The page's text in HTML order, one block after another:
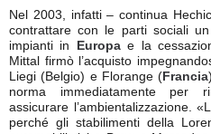
Nel 2003, infatti – continua
contrattare con le parti sociali
impianti in
Europae la
Mittal firmò l’acquisto
Liegi (Belgio) e Florange ( Francia
norma immediatamente per
assicurare l’ambientalizzazione.
perché gli stabilimenti della